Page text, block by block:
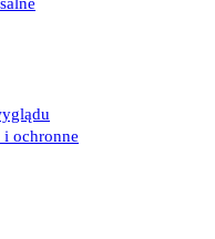
ochronne